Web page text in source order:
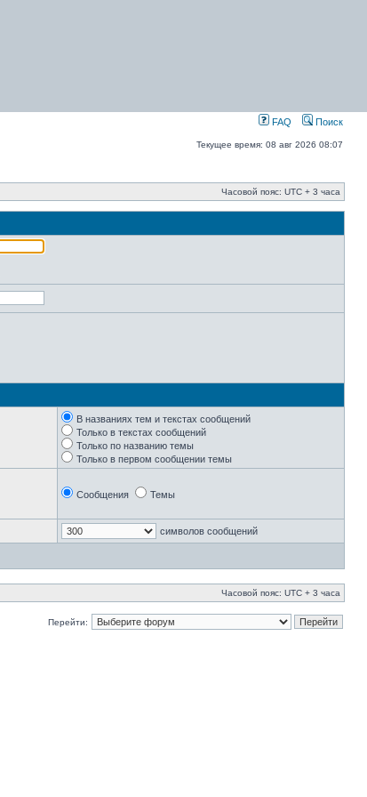
FAQ Поиск
Текущее время: 08 авг 2026 08:07
Часовой пояс: UTC + 3 часа
В названиях тем и текстах сообщений
Только в текстах сообщений
Только по названию темы
Только в первом сообщении темы
Сообщения Темы
символов сообщений
Часовой пояс: UTC + 3 часа
Перейти: